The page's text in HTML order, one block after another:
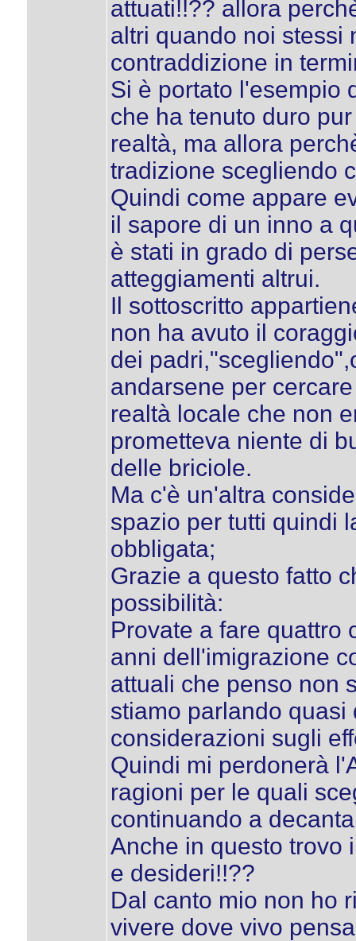
attuati!!?? allora
altri quando noi stessi
contraddizione in
Si è portato l'esempio
che ha tenuto duro
realtà, ma allora
tradizione scegliendo
Quindi come appare
il sapore di un inno a
è stati in grado di
atteggiamenti altrui.
Il sottoscritto
non ha avuto il
dei
andarsene per
realtà locale che non
prometteva niente di
delle briciole.
Ma c'è un'altra
spazio per tutti quindi
obbligata;
Grazie a questo fatto
possibilità:
Provate a fare quattro
anni dell'imigrazione
attuali che penso non
stiamo parlando
considerazioni sugli
Quindi mi perdonerà
ragioni per le quali
continuando a
Anche in questo trovo
e desideri!!??
Dal canto mio non ho
vivere dove vivo